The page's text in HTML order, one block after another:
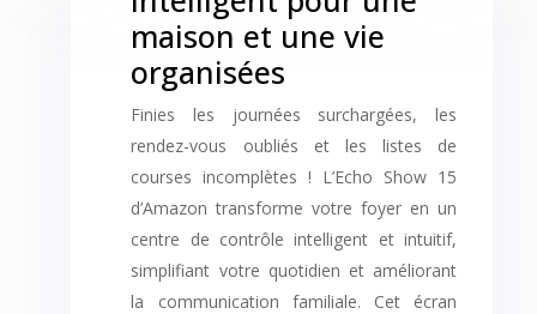
maison et une vie
organisées
Finies les journées surchargées, les
rendez-vous oubliés et les listes de
courses incomplètes ! L’Echo Show 15
d’Amazon transforme votre foyer en un
centre de contrôle intelligent et intuitif,
simplifiant votre quotidien et améliorant
la communication familiale. Cet écran